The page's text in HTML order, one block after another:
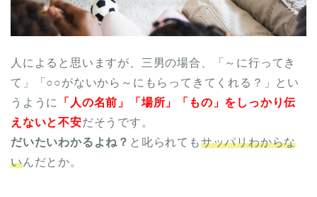
人によると思いますが、三男の場合、「～に行ってき
て」「○○がないから～にもらってきてくれる？」とい
うように
「人の名前」「場所」「もの」をしっかり伝
えないと不安だそうです。
だいたいわかるよね？ と叱られてもサッパリわからな
いんだとか。